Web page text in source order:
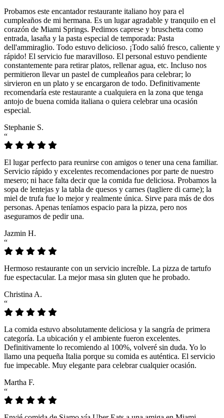
Probamos este encantador restaurante italiano hoy para el
cumpleaños de mi hermana. Es un lugar agradable y tranquilo en el
corazón de Miami Springs. Pedimos caprese y bruschetta como
entrada, lasaña y la pasta especial de temporada: Pasta
dell'ammiraglio. Todo estuvo delicioso. ¡Todo salió fresco, caliente y
rápido! El servicio fue maravilloso. El personal estuvo pendiente
constantemente para retirar platos, rellenar agua, etc. Incluso nos
permitieron llevar un pastel de cumpleaños para celebrar; lo
sirvieron en un plato y se encargaron de todo. Definitivamente
recomendaría este restaurante a cualquiera en la zona que tenga
antojo de buena comida italiana o quiera celebrar una ocasión
especial.
Stephanie S.
“
El lugar perfecto para reunirse con amigos o tener una cena familiar.
Servicio rápido y excelentes recomendaciones por parte de nuestro
mesero; ni hace falta decir que la comida fue deliciosa. Probamos la
sopa de lentejas y la tabla de quesos y carnes (tagliere di carne); la
miel de trufa fue lo mejor y realmente única. Sirve para más de dos
personas. Apenas teníamos espacio para la pizza, pero nos
aseguramos de pedir una.
Jazmin H.
“
Hermoso restaurante con un servicio increíble. La pizza de tartufo
fue espectacular. La mejor masa sin gluten que he probado.
Christina A.
“
La comida estuvo absolutamente deliciosa y la sangría de primera
categoría. La ubicación y el ambiente fueron excelentes.
Definitivamente lo recomiendo al 100%, volveré sin duda. Yo lo
llamo una pequeña Italia porque su comida es auténtica. El servicio
fue impecable. Muy elegante para celebrar cualquier ocasión.
Martha F.
“